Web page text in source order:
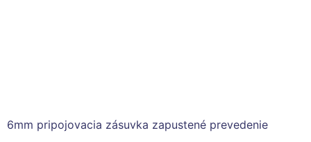
6mm pripojovacia zásuvka zapustené prevedenie